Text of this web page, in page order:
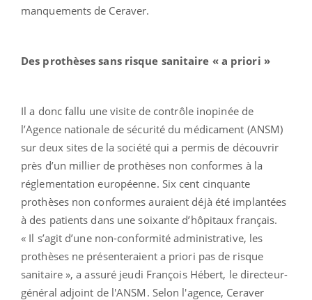
manquements de Ceraver.
Des prothèses sans risque sanitaire « a priori »
Il a donc fallu une visite de contrôle inopinée de
l’Agence nationale de sécurité du médicament (ANSM)
sur deux sites de la société qui a permis de découvrir
près d’un millier de prothèses non conformes à la
réglementation européenne. Six cent cinquante
prothèses non conformes auraient déjà été implantées
à des patients dans une soixante d’hôpitaux français.
« Il s’agit d’une non-conformité administrative, les
prothèses ne présenteraient a priori pas de risque
sanitaire », a assuré jeudi François Hébert, le directeur-
général adjoint de l'ANSM. Selon l'agence, Ceraver